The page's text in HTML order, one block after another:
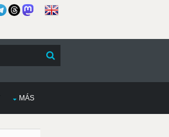
MÁS